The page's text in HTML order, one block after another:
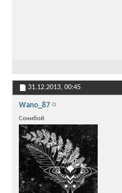
31.12.2013, 00:45
Wano_87
Сонибой